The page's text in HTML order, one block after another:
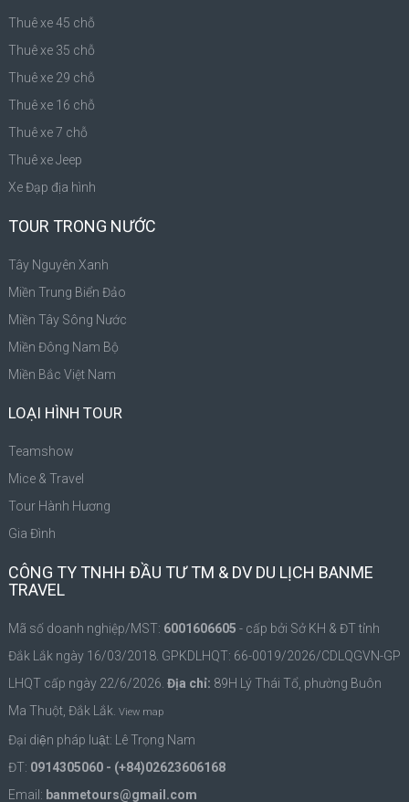
Thuê xe 45 chỗ
Thuê xe 35 chỗ
Thuê xe 29 chỗ
Thuê xe 16 chỗ
Thuê xe 7 chỗ
Thuê xe Jeep
Xe Đạp địa hình
TOUR TRONG NƯỚC
Tây Nguyên Xanh
Miền Trung Biển Đảo
Miền Tây Sông Nước
Miền Đông Nam Bộ
Miền Bắc Việt Nam
LOẠI HÌNH TOUR
Teamshow
Mice & Travel
Tour Hành Hương
Gia Đình
CÔNG TY TNHH ĐẦU TƯ TM & DV DU LỊCH BANME
TRAVEL
Mã số doanh nghiệp/MST: 6001606605 - cấp bởi Sở KH & ĐT tỉnh
Đắk Lắk ngày 16/03/2018. GPKDLHQT: 66-0019/2026/CDLQGVN-GP
LHQT cấp ngày 22/6/2026. Địa chỉ: 89H Lý Thái Tổ, phường Buôn
Ma Thuột, Đắk Lắk. View map
Đại diện pháp luật: Lê Trọng Nam
ĐT: 0914305060 - (+84)02623606168
Email: banmetours@gmail.com